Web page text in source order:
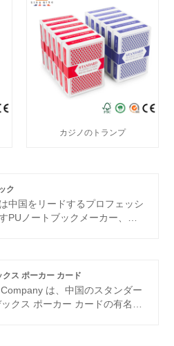
カジノのトランプ
ク
中国をリードするプロフェッシ
PUノートブック メーカー、サ
お客様にワンストップのカスタ
ビスを提供しており、多くの大
のサプライヤーでもあります。
ス ポーカー カード
は、中国のスタンダー
ックス ポーカー カードの有名な